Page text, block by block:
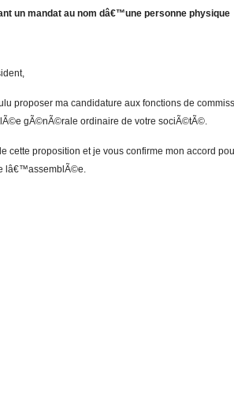
un mandat au nom dâ€™une personne physique
proposer ma candidature aux fonctions de
gÃ©nÃ©rale ordinaire de votre sociÃ©tÃ©.
cette proposition et je vous confirme mon accord
lâ€™assemblÃ©e.